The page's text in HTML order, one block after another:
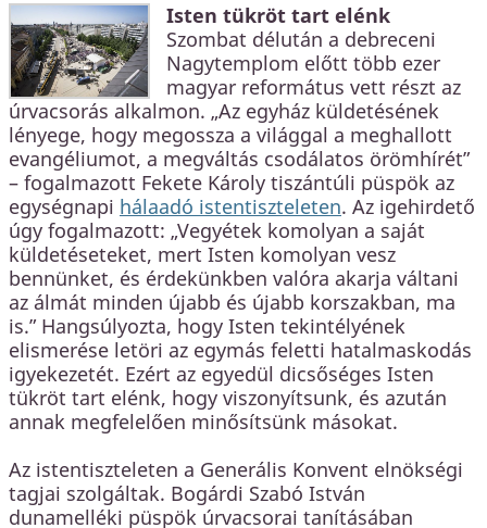
Isten tükröt tart elénk
Szombat délután a debreceni
Nagytemplom előtt több ezer
magyar református vett részt az
úrvacsorás alkalmon. „Az egyház küldetésének
lényege, hogy megossza a világgal a meghallott
evangéliumot, a megváltás csodálatos örömhírét”
– fogalmazott Fekete Károly tiszántúli püspök az
egységnapi hálaadó istentiszteleten. Az igehirdető
úgy fogalmazott: „Vegyétek komolyan a saját
küldetéseteket, mert Isten komolyan vesz
bennünket, és érdekünkben valóra akarja váltani
az álmát minden újabb és újabb korszakban, ma
is.” Hangsúlyozta, hogy Isten tekintélyének
elismerése letöri az egymás feletti hatalmaskodás
igyekezetét. Ezért az egyedül dicsőséges Isten
tükröt tart elénk, hogy viszonyítsunk, és azután
annak megfelelően minősítsünk másokat.
Az istentiszteleten a Generális Konvent elnökségi
tagjai szolgáltak. Bogárdi Szabó István
dunamelléki püspök úrvacsorai tanításában